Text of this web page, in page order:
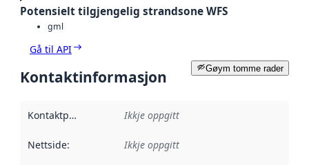
Potensielt tilgjengelig strandsone WFS
gml
Gå til API
Gøym tomme rader
Kontaktinformasjon
Kontaktpunkt Ikkje oppgitt
Nettside: Ikkje oppgitt